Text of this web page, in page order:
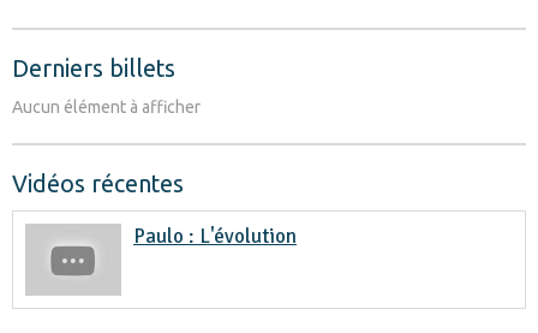
Derniers billets
Aucun élément à afficher
Vidéos récentes
Paulo : L'évolution